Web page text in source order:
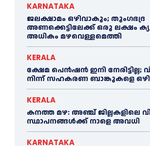
KARNATAKA
ജലക്ഷാമം ഒഴിവാകും; തുംഗഭദ്ര
അണക്കെട്ടിലേക്ക് ഒരു ലക്ഷം
അധികം മഴവെള്ളമെത്തി
KERALA
ക്ഷേമ പെൻഷൻ ഇനി
നിന്ന് സഹകരണ ബാങ്കുകളെ
KERALA
കനത്ത മഴ: അഞ്ച് ജില്ലകളിലെ
സ്ഥാപനങ്ങൾക്ക് നാളെ അവധി
KARNATAKA